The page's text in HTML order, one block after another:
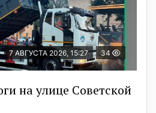
7 АВГУСТА 2026, 15:27 34
на улице Советской